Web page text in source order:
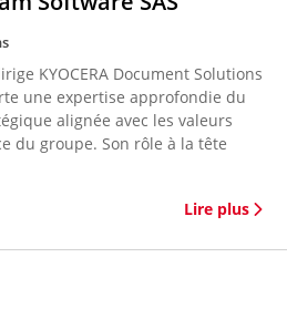
KYOCERA Document Solutions
une expertise approfondie du
alignée avec les valeurs
du groupe. Son rôle à la tête
Lire plus